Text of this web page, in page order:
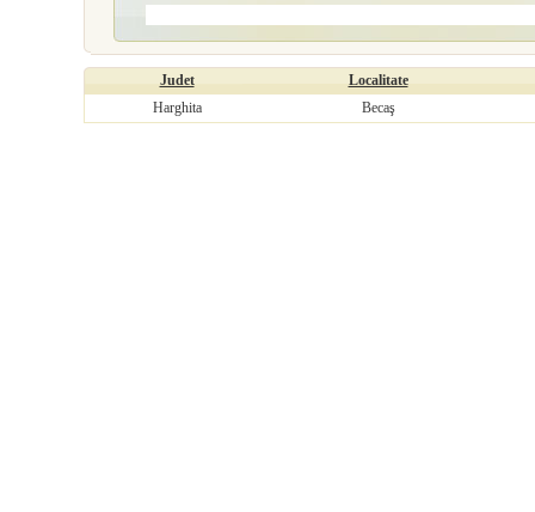
Judet
Localitate
Harghita
Becaş